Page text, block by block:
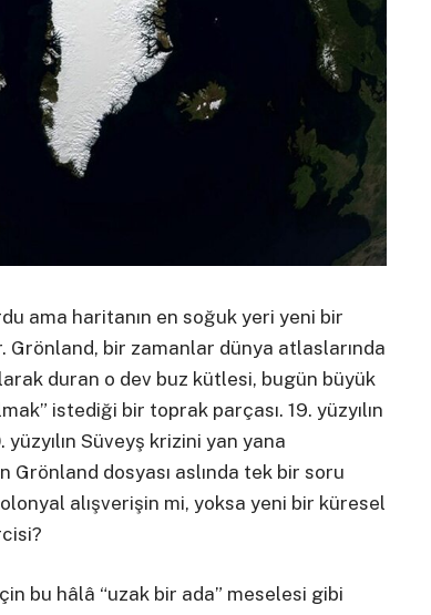
ama haritanın en soğuk yeri yeni bir
Grönland, bir zamanlar dünya atlaslarında
duran o dev buz kütlesi, bugün büyük
istediği bir toprak parçası. 19. yüzyılın
yüzyılın Süveyş krizini yan yana
Grönland dosyası aslında tek bir soru
alışverişin mi, yoksa yeni bir küresel
bu hâlâ “uzak bir ada” meselesi gibi